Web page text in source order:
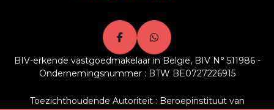
Bebouwde oppervlakte (opp.hoofdgebouw)
Terras - aantal
Surface balkon 1 (oppervlakte) 6 m²
BIV-erkende vastgoedmakelaar in België, BIV N° 511986 -
Ondernemingsnummer : BTW BE0727226915
Toezichthoudende Autoriteit : Beroepinstituut van